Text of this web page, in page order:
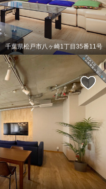
千葉県松戸市八ヶ崎1丁目35番11号